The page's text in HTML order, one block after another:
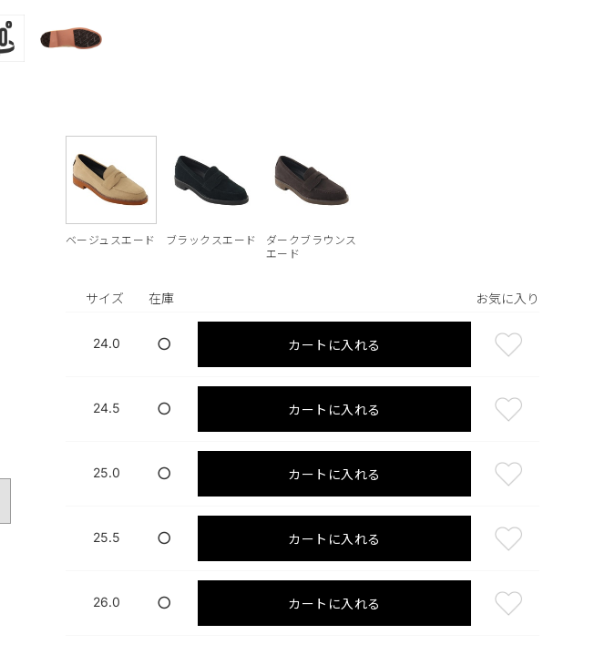
ベージュスエード ブラックスエード
ダークブラウンス
エード
サイズ 在庫 お気に入り
24.0 ○ カートに入れる
24.5 ○ カートに入れる
25.0 ○ カートに入れる
25.5 ○ カートに入れる
26.0 ○ カートに入れる